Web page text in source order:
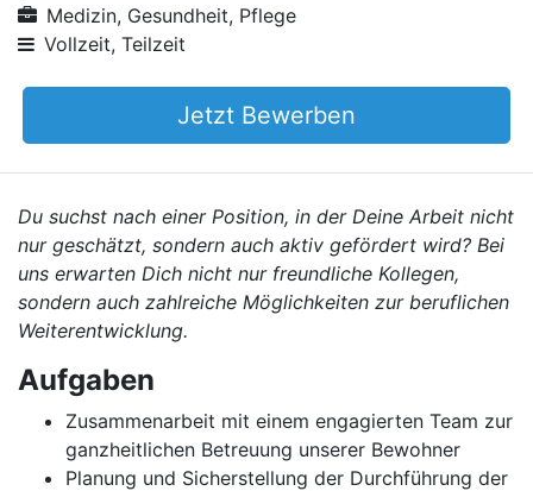
Medizin, Gesundheit, Pflege
Vollzeit, Teilzeit
Jetzt Bewerben
Du suchst nach einer Position, in der Deine Arbeit nicht
nur geschätzt, sondern auch aktiv gefördert wird? Bei
uns erwarten Dich nicht nur freundliche Kollegen,
sondern auch zahlreiche Möglichkeiten zur beruflichen
Weiterentwicklung.
Aufgaben
Zusammenarbeit mit einem engagierten Team zur
ganzheitlichen Betreuung unserer Bewohner
Planung und Sicherstellung der Durchführung der